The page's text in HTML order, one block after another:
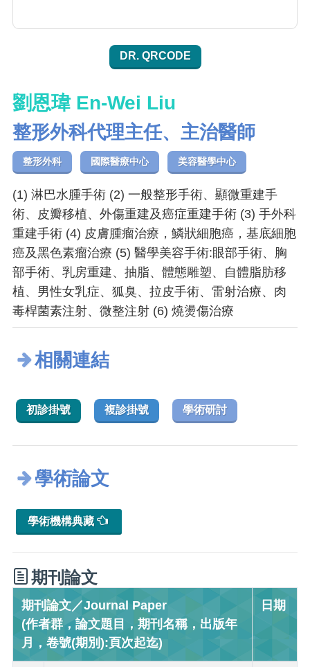
DR. QRCODE
劉恩瑋 En-Wei Liu
整形外科代理主任、主治醫師
整形外科 國際醫療中心 美容醫學中心
(1) 淋巴水腫手術 (2) 一般整形手術、顯微重建手
術、皮瓣移植、外傷重建及癌症重建手術 (3) 手外科
重建手術 (4) 皮膚腫瘤治療，鱗狀細胞癌，基底細胞
癌及黑色素瘤治療 (5) 醫學美容手術:眼部手術、胸
部手術、乳房重建、抽脂、體態雕塑、自體脂肪移
植、男性女乳症、狐臭、拉皮手術、雷射治療、肉
毒桿菌素注射、微整注射 (6) 燒燙傷治療
相關連結
初診掛號 複診掛號 學術研討
學術論文
學術機構典藏
期刊論文
期刊論文／Journal Paper
(作者群，論文題目，期刊名稱，出版年
月，卷號(期別):頁次起迄)
日期